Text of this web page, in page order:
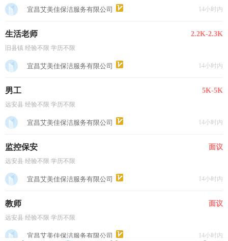
宜昌艾美佳保洁服务有限公司 14小时内
生活老师 2.2K-2.3K
旧县镇 经验不限 学历不限
宜昌艾美佳保洁服务有限公司 14小时内
男工 5K-5K
远安县 经验不限 学历不限
宜昌艾美佳保洁服务有限公司 14小时内
监控保安 面议
远安县 经验不限 学历不限
宜昌艾美佳保洁服务有限公司 14小时内
教师 面议
远安县 经验不限 学历不限
宜昌艾美佳保洁服务有限公司 14小时内